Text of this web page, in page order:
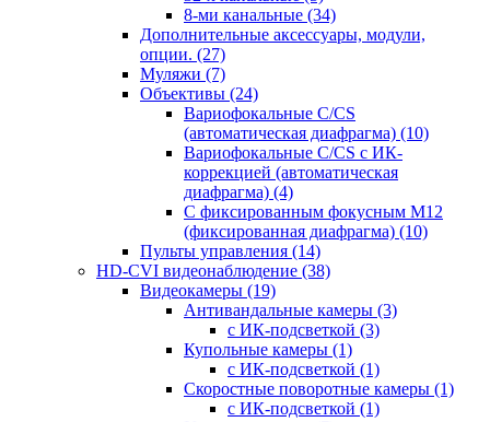
8-ми канальные (34)
Дополнительные аксессуары, модули,
опции. (27)
Муляжи (7)
Объективы (24)
Вариофокальные C/CS
(автоматическая диафрагма) (10)
Вариофокальные C/CS с ИК-
коррекцией (автоматическая
диафрагма) (4)
С фиксированным фокусным М12
(фиксированная диафрагма) (10)
Пульты управления (14)
HD-CVI видеонаблюдение (38)
Видеокамеры (19)
Антивандальные камеры (3)
с ИК-подсветкой (3)
Купольные камеры (1)
с ИК-подсветкой (1)
Скоростные поворотные камеры (1)
с ИК-подсветкой (1)